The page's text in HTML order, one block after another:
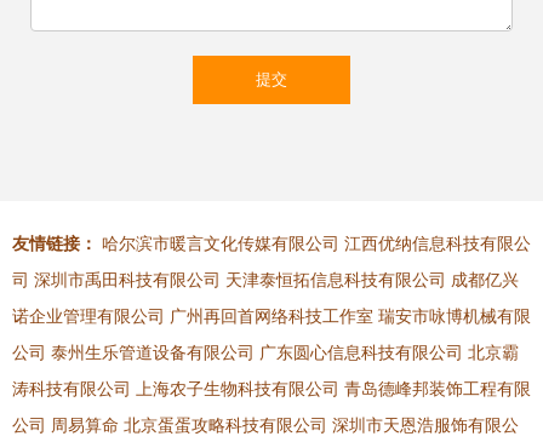
友情链接： 哈尔滨市暖言文化传媒有限公司 江西优纳信息科技有限公
司 深圳市禹田科技有限公司 天津泰恒拓信息科技有限公司 成都亿兴
诺企业管理有限公司 广州再回首网络科技工作室 瑞安市咏博机械有限
公司 泰州生乐管道设备有限公司 广东圆心信息科技有限公司 北京霸
涛科技有限公司
上海农子生物科技有限公司 青岛德峰邦装饰工程有限
公司 周易算命 北京蛋蛋攻略科技有限公司 深圳市天恩浩服饰有限公